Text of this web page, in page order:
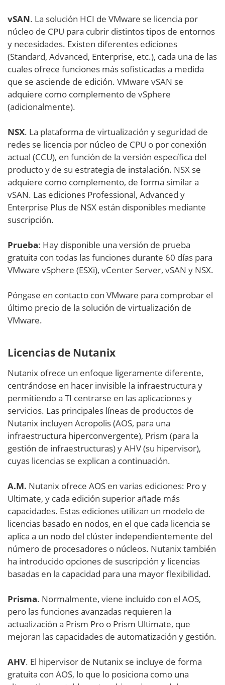
vSAN. La solución HCI de VMware se licencia por
núcleo de CPU para cubrir distintos tipos de entornos
y necesidades. Existen diferentes ediciones
(Standard, Advanced, Enterprise, etc.), cada una de las
cuales ofrece funciones más sofisticadas a medida
que se asciende de edición. VMware vSAN se
adquiere como complemento de vSphere
(adicionalmente).
NSX. La plataforma de virtualización y seguridad de
redes se licencia por núcleo de CPU o por conexión
actual (CCU), en función de la versión específica del
producto y de su estrategia de instalación. NSX se
adquiere como complemento, de forma similar a
vSAN. Las ediciones Professional, Advanced y
Enterprise Plus de NSX están disponibles mediante
suscripción.
Prueba: Hay disponible una versión de prueba
gratuita con todas las funciones durante 60 días para
VMware vSphere (ESXi), vCenter Server, vSAN y NSX.
Póngase en contacto con VMware para comprobar el
último precio de la solución de virtualización de
VMware.
Licencias de Nutanix
Nutanix ofrece un enfoque ligeramente diferente,
centrándose en hacer invisible la infraestructura y
permitiendo a TI centrarse en las aplicaciones y
servicios. Las principales líneas de productos de
Nutanix incluyen Acropolis (AOS, para una
infraestructura hiperconvergente), Prism (para la
gestión de infraestructuras) y AHV (su hipervisor),
cuyas licencias se explican a continuación.
A.M. Nutanix ofrece AOS en varias ediciones: Pro y
Ultimate, y cada edición superior añade más
capacidades. Estas ediciones utilizan un modelo de
licencias basado en nodos, en el que cada licencia se
aplica a un nodo del clúster independientemente del
número de procesadores o núcleos. Nutanix también
ha introducido opciones de suscripción y licencias
basadas en la capacidad para una mayor flexibilidad.
Prisma. Normalmente, viene incluido con el AOS,
pero las funciones avanzadas requieren la
actualización a Prism Pro o Prism Ultimate, que
mejoran las capacidades de automatización y gestión.
AHV. El hipervisor de Nutanix se incluye de forma
gratuita con AOS, lo que lo posiciona como una